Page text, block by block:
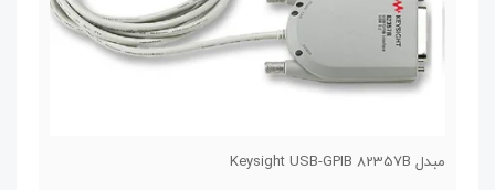
مبدل Keysight USB-GPIB 82357B